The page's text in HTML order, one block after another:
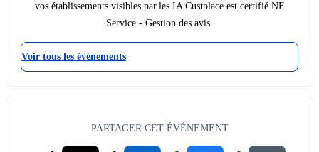
vos établissements visibles par les IA Custplace est certifié NF
Service - Gestion des avis.
Voir tous les événements
PARTAGER CET ÉVÉNEMENT